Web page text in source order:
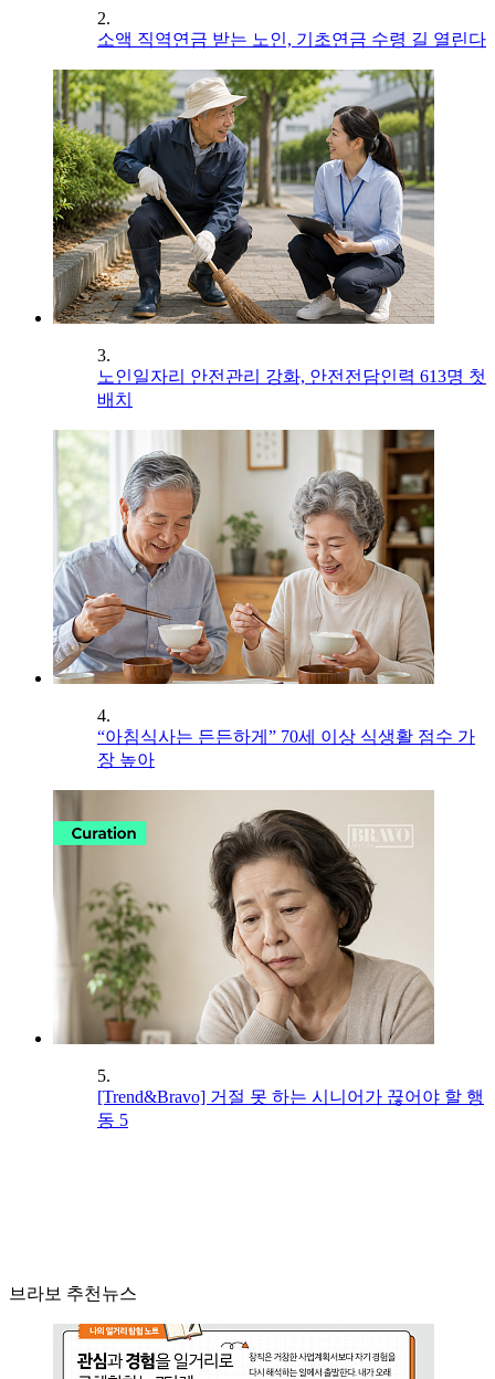
2.
소액 직역연금 받는 노인, 기초연금 수령 길 열린다
3.
노인일자리 안전관리 강화, 안전전담인력 613명 첫
배치
4.
“아침식사는 든든하게” 70세 이상 식생활 점수 가
장 높아
5.
[Trend&Bravo] 거절 못 하는 시니어가 끊어야 할 행
동 5
브라보 추천뉴스